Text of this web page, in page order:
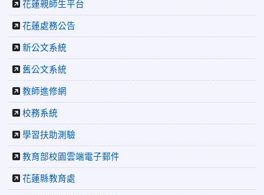
2026-06-10 教育廣播電台：尋覓歷史記憶 花蓮中正國小社團
體驗闖關探索歷史
2026-04-30 讓愛閃閃發光！中正國小「小老闆大市集」愛心
捐助光復國小
2026-07-22 花蓮新聞網：花蓮市中正國小跆拳道隊捷報連
連 三大賽事勇奪20金12銀6銅 展現深厚培訓實力
2026-07-22
年盃勇奪3金4銀、市長盃橫掃13金
2026-07-08
生國際視野
2026-06-16 花蓮新聞網：【中正國小70週年校慶系列活動
章．經典再現」
2026-06-16 更生新聞網：中正國小創校70週年「游藝飛揚」
才藝晚會登場
花蓮親師生平台
花蓮處務公告
新公文系統
舊公文系統
教師進修網
校務系統
學習扶助測驗
教育部校園雲端電子郵件
花蓮縣教育處